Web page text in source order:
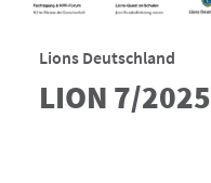
Lions Deutschland
LION 7/2025